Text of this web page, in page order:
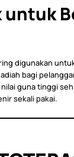
untuk
digunakan
bagi
guna tinggi
sekali pakai.